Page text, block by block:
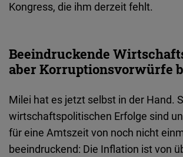
Kongress, die ihm derzeit fehlt.
Beeindruckende
aber Korruptionsvorwürfe
Milei hat es jetzt selbst in der Hand.
wirtschaftspolitischen Erfolge sind
für eine Amtszeit von noch nicht
beeindruckend: Die Inflation ist von